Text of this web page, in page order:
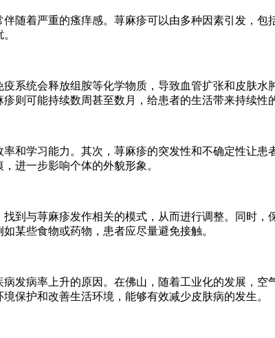
随着严重的瘙痒感。荨麻疹可以由多种因素引发，包
系统会释放组胺等化学物质，导致血管扩张和皮肤水
则可能持续数周甚至数月，给患者的生活带来持续性
和学习能力。其次，荨麻疹的突发性和不确定性让患
进一步影响个体的外貌形象。
到与荨麻疹发作相关的模式，从而进行调整。同时，
某些食物或药物，患者应尽量避免接触。
发病率上升的原因。在佛山，随着工业化的发展，空
保护和改善生活环境，能够有效减少皮肤病的发生。